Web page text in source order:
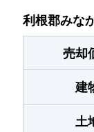
利根郡みな
売却
建
土